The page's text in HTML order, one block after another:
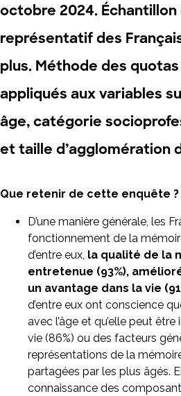
octobre 2024. Échantillon
représentatif des
plus. Méthode des
appliqués aux variables
âge, catégorie
et taille d’agglomération
Que retenir de cette enquête ?
D’une manière générale, les
fonctionnement de la
d’entre eux, la qualité de la
entretenue (93%),
un avantage dans la vie
d’entre eux ont conscience
avec l’âge et qu’elle peut
vie (86%) ou des facteurs
représentations de la
partagées par les plus âgés.
connaissance des